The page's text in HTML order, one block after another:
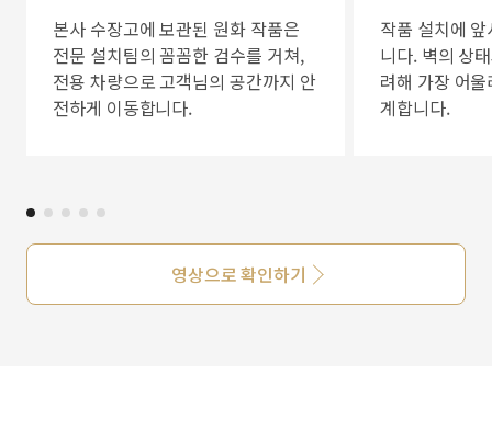
본사 수장고에 보관된 원화 작품은
전문 설치팀의 꼼꼼한 검수를 거쳐,
전용 차량으로 고객님의 공간까지 안
전하게 이동합니다.
작품 설치에
니다. 벽의 상
려해 가장 어
계합니다.
영상으로 확인하기